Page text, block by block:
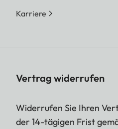
Karriere
Vertrag widerrufen
Widerrufen Sie Ihren
der 14-tägigen Frist